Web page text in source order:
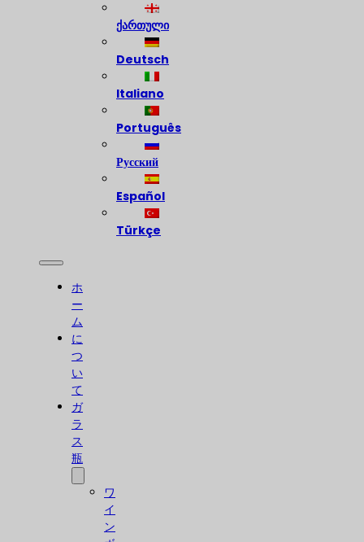
ქართული
Deutsch
Italiano
Português
Русский
Español
Türkçe
ホ
ー
ム
に
つ
い
て
ガ
ラ
ス
瓶
ワ
イ
ン